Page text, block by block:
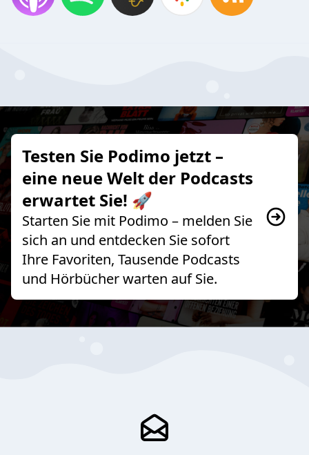
Testen Sie Podimo jetzt –
eine neue Welt der Podcasts
erwartet Sie! 🚀
Starten Sie mit Podimo – melden Sie
sich an und entdecken Sie sofort
Ihre Favoriten, Tausende Podcasts
und Hörbücher warten auf Sie.